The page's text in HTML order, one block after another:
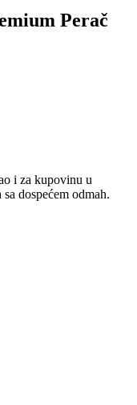
Perač
i za kupovinu u
dospećem odmah.